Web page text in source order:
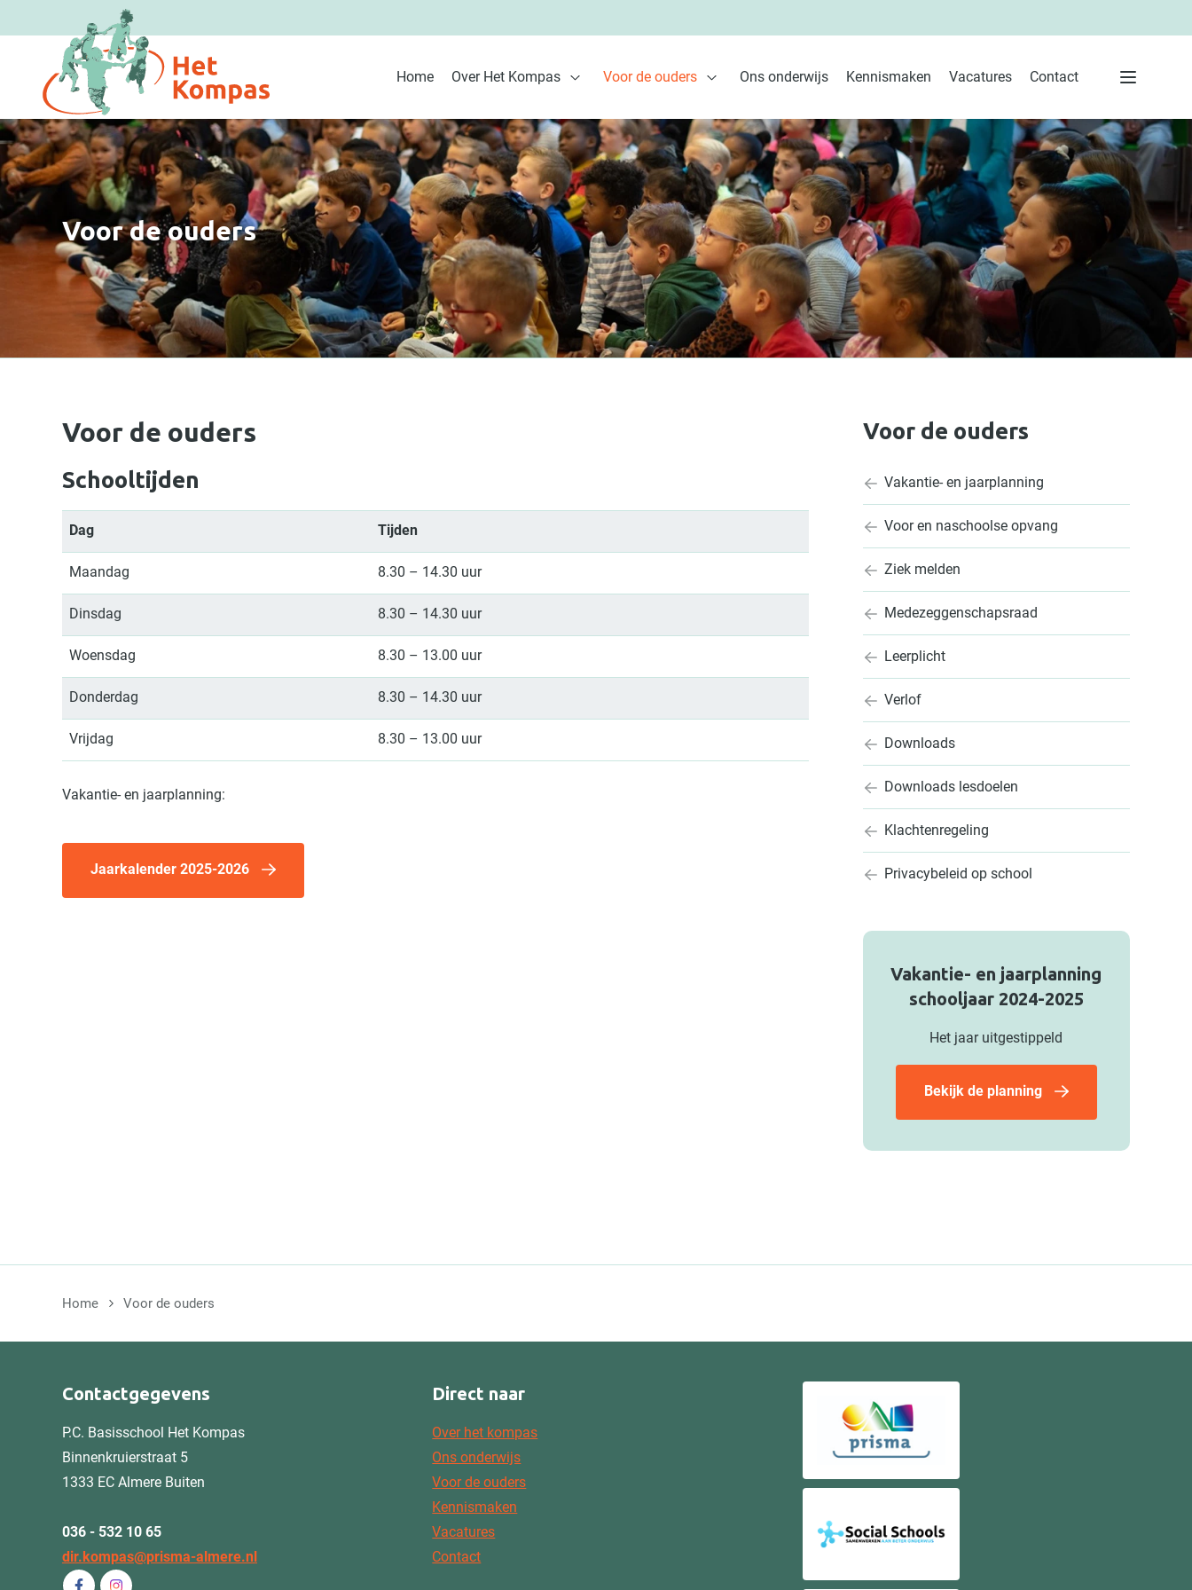
Overslaan en naar de inhoud gaan
Home Over Het Kompas Voor de ouders
Open Voor de ouders
Ons onderwijs Kennismaken Vacatures Contact
Menu
Voor de ouders
Voor de ouders
Schooltijden
Dag Tijden
Maandag 8.30 – 14.30 uur
Dinsdag 8.30 – 14.30 uur
Woensdag 8.30 – 13.00 uur
Donderdag 8.30 – 14.30 uur
Vrijdag 8.30 – 13.00 uur
Vakantie- en jaarplanning:
Jaarkalender 2025-2026
Voor de ouders
Vakantie- en jaarplanning
Voor en naschoolse opvang
Ziek melden
Medezeggenschapsraad
Leerplicht
Verlof
Downloads
Downloads lesdoelen
Klachtenregeling
Privacybeleid op school
Vakantie- en jaarplanning
schooljaar 2024-2025
Het jaar uitgestippeld
Bekijk de planning
Home Voor de ouders
Contactgegevens
P.C. Basisschool Het Kompas
Binnenkruierstraat 5
1333 EC Almere Buiten
036 - 532 10 65
dir.kompas@prisma-almere.nl
Volg ons op Facebook P.C. Basisschool Het Kompas
Volg ons op Instagram P.C. Basisschool Het Kompas
Direct naar
Over het kompas
Ons onderwijs
Voor de ouders
Kennismaken
Vacatures
Contact